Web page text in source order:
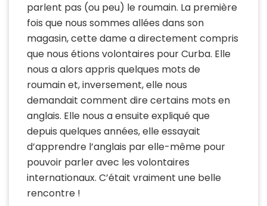
parlent pas (ou peu) le roumain. La première
fois que nous sommes allées dans son
magasin, cette dame a directement compris
que nous étions volontaires pour Curba. Elle
nous a alors appris quelques mots de
roumain et, inversement, elle nous
demandait comment dire certains mots en
anglais. Elle nous a ensuite expliqué que
depuis quelques années, elle essayait
d’apprendre l’anglais par elle-même pour
pouvoir parler avec les volontaires
internationaux. C’était vraiment une belle
rencontre !